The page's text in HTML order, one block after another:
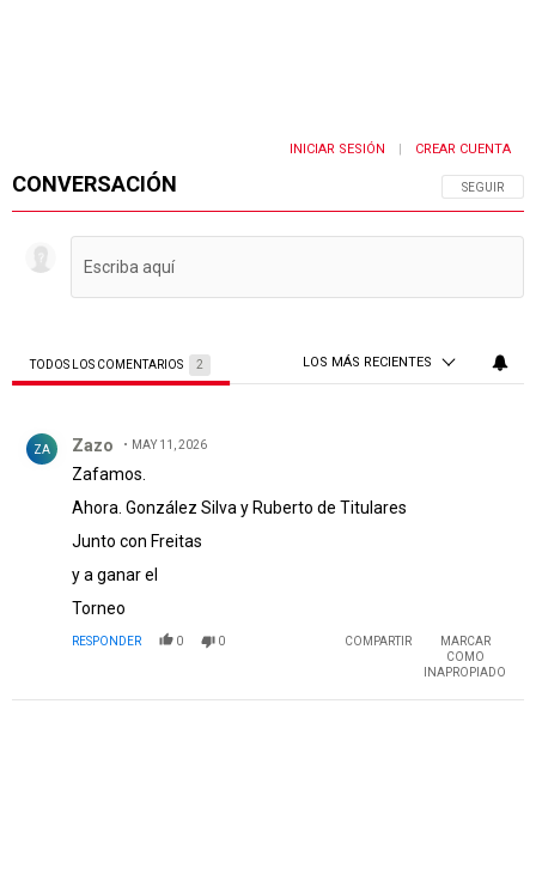
CONVERSACIÓN SIGA ESTA
SEGUIR
INICIAR SESIÓN CREAR CUENTA
TODOS LOS COMENTARIOS 2 LOS MÁS RECIENTES
ZA Zazo MAY 11, 2026
Zafamos.
Ahora. González Silva y Ruberto de Titulares
Junto con Freitas
y a ganar el
Torneo
RESPONDER 0 0 COMPARTIR
MARCAR
COMO
INAPROPIADO